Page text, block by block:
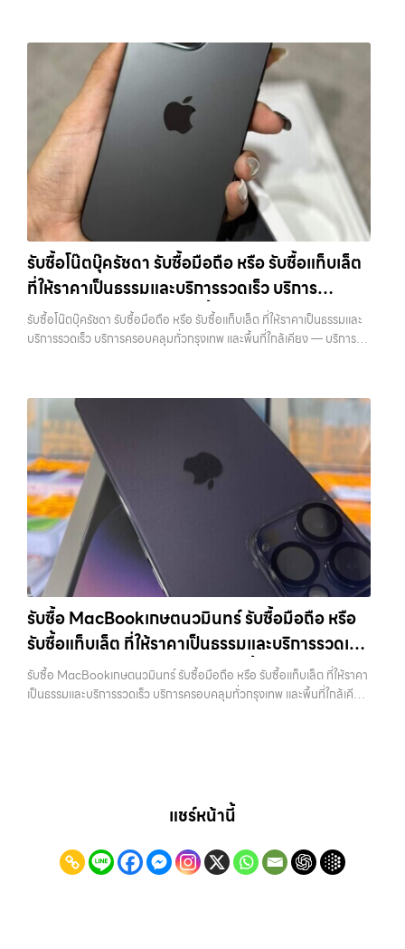
ทันที โดยเน้นบริการในพื้นที่ ลาดพร้าว, รัชดา, บางรัก, แจ้งวัฒนะ, บางแค,
วัชรพล, รามอินทรา, รวมถึง บางนา, บางพลี, เกษตรนวมินทร์, เสนานิคม,
วังหินไม่ว่าคุณจะต้องการ รับซื้อโทรศัพท์, รับซื้อแมคบุค, รับซื้อโน๊ตบุ๊ค, รับ
ซื้อแท็บเล็ต, หรือบริการอื่นๆ เกี่ยวกับสินค้าไอที กรุงเทพฯ – เราพร้อมให้
บริการครบวงจร บริการของเรา เราให้บริการแบบครบวงจรสำหรับลูกค้าที่
ต้องการขายอุปกรณ์ไอที ไม่ว่าจะเป็น:…
ว่าอุปกรณ์แต่ละชิ้นไม่ใช่แค่เครื่องใช้ไฟฟ้า แต่เป็นทรัพย์สินที่มีมูลค่า คุณอาจ
ต้องการเปลี่ยนรุ่น หรือต้องการเงินด่วน เราจึงมอบบริการประเมินสภาพ
เครื่อง ฟรี ปราบปรามความยุ่งยากทั้งหลาย โดยเน้น โปร่งใส มั่นใจได้ และ
จ่ายเงินทันทีเมื่อตกลงซื้อขายสำเร็จ บริการของเราครอบคลุมทั้ง iPhone
สายใหม่-เก่า, Samsung ทุกรุ่น, iPad และแท็บเล็ตทุกแบรนด์ เรารับถึงแม้
จะอยู่ในสภาพใช้งานแล้ว ตกแต่งแล้ว หรือมีรอยบ้าง เพราะมูลค่าของเครื่อง
ไม่ได้ขึ้นอยู่แค่ยี่ห้อ แต่ขึ้นอยู่กับสภาพจริง ความครบชุด และความสะดวกใน
การขายของคุณ เราจึงตั้งใจให้บริการในเขต ลาดพร้าว, รัชดา, บางรัก,
แจ้งวัฒนะ, บางแค, วัชรพล, รามอินทรา, บางนา, บางพลี, เกษตรนวมินทร์,
เสนานิคม, วังหิน อย่างเต็มที่ ไม่ว่าคุณจะค้นหาคำว่า “รับซื้อมือถือใกล้ฉัน”,
“รับซื้อโทรศัพท์มือสองกรุงเทพ”, “ขาย iPad ได้ราคา”, “รับซื้อแท็บเล็ต
กรุงเทพถึงที่”, หรือ “รับซื้อ Samsung มือสอง ราคาสูง” — ที่นี่คือคำตอบ
เพราะบริการของเรามุ่งตรงให้คุณได้รับราคาและความสะดวกสบายที่เหนือ
กว่า เลือกเราแล้วคุณจะได้บริการที่คุณไว้วางใจ พร้อมทีมงานที่พร้อม
อำนวยความสะดวก นัดรับถึงที่ ตรวจสภาพอย่างมืออาชีพ และจ่ายเงินทันที
ทั้งหมดนี้เพื่อให้การขายอุปกรณ์ของคุณเป็นเรื่องง่ายขึ้น ดีกว่า รวดเร็วกว่า
และคุ้มค่ากว่า ทำไมต้องเลือกเรา ผู้เชี่ยวชาญด้านการให้บริการ รับซื้อมือถือ
วัชรพล, รามอินทรา, รวมถึง บางนา, บางพลี, เกษตรนวมินทร์, เสนานิคม,
วังหินไม่ว่าคุณจะต้องการ รับซื้อโทรศัพท์, รับซื้อแมคบุค, รับซื้อโน๊ตบุ๊ค, รับ
ซื้อแท็บเล็ต, หรือบริการอื่นๆ เกี่ยวกับสินค้าไอที กรุงเทพฯ – เราพร้อมให้
บริการครบวงจร…
ดา บางรัก แจ้งวัฒนะ บางแค วัชรพล รามอินทรา รับซื้อไอโฟนลาดพร้าว —
เรามีบริการ รับซื้อแมคบุค,รับซื้อโน๊ตบุ๊ค,รับซื้อไอโฟน, รับซื้อไอแพด, รับซื้อ
มือถือ หรือ รับซื้อแท็บเล็ต บริการครอบคลุมทั่วกรุงเทพ และพื้นที่ใกล้เคียง
รับซื้อไอโฟนลาดพร้าว เรามีบริการ รับซื้อแมคบุค,รับซื้อโน๊ตบุ๊ค,รับซื้อไอ
โฟน, รับซื้อไอแพด, รับซื้อมือถือ หรือ รับซื้อแท็บเล็ต บริการครอบคลุมทั่ว
กรุงเทพ… รับซื้อไอโฟนลาดพร้าว รับซื้อ iPhone ทุกรุ่น ให้ราคาสูง พร้อม
จ่ายเงินทันที ประสบการณ์เหนือระดับกับการ รับซื้อไอโฟน, รับซื้อไอ
แพด, รับซื้อมือถือ ยินดีต้อนรับสู่ “รับซื้อขายมือถือ.com” เว็บไซต์ที่คุณไว้
วางใจได้ สำหรับบริการ รับซื้อ มือถือ iPhone, Samsung, iPad, แท็บเล็ต
ทุกยี่ห้อ ให้ราคาสูง พร้อมจ่ายเงินทันที ครอบคลุมพื้นที่ ลาดพร้าว, รัชดา,
บางรัก, แจ้งวัฒนะ, บางแค, วัชรพล, รามอินทรา และเขตกรุงเทพฯ ใกล้ “ใกล้
ฉัน” ที่สุด ในยุคที่สมาร์ทโฟน แท็บเล็ต และอุปกรณ์ไอทีใหม่ๆ เปลี่ยนรุ่นกัน
แทบทุกช่วงเวลา อุปกรณ์ที่คุณใช้แล้วอาจกลายเป็นของที่ไม่ได้ใช้งานอยู่
เฉยๆ เว็บไซต์ของเราจึงเกิดขึ้นเพื่อเป็นทางเลือกให้คุณสามารถเปลี่ยน
อุปกรณ์ที่ไม่ใช้แล้วให้กลายเป็นเงินสดได้ทันที ด้วยบริการ รับซื้อไอโฟน, รับ
ซื้อไอแพด, รับซื้อมือถือ, รับซื้อโทรศัพท์, รับซื้อโน๊ตบุ๊ค, รับซื้อแท็บเล็ต, รับ
ซื้อสินค้าไอทีกรุงเทพมหานคร อย่างครบวงจร ไม่ว่าคุณจะอยู่โซนเมืองหรือ
แต่ละชิ้นไม่ใช่แค่เครื่องใช้ไฟฟ้า แต่เป็นทรัพย์สินที่มีมูลค่า คุณอาจต้องการ
เปลี่ยนรุ่น หรือต้องการเงินด่วน เราจึงมอบบริการประเมินสภาพเครื่อง ฟรี
ปราบปรามความยุ่งยากทั้งหลาย โดยเน้น โปร่งใส มั่นใจได้ และจ่ายเงินทันที
เมื่อตกลงซื้อขายสำเร็จ บริการของเราครอบคลุมทั้ง iPhone สายใหม่-เก่า,
Samsung ทุกรุ่น, iPad และแท็บเล็ตทุกแบรนด์ เรารับถึงแม้จะอยู่ในสภาพ
ใช้งานแล้ว ตกแต่งแล้ว หรือมีรอยบ้าง เพราะมูลค่าของเครื่องไม่ได้ขึ้นอยู่แค่
ยี่ห้อ แต่ขึ้นอยู่กับสภาพจริง ความครบชุด และความสะดวกในการขายของ
คุณ เราจึงตั้งใจให้บริการในเขต ลาดพร้าว, รัชดา, บางรัก, แจ้งวัฒนะ,
บางแค, วัชรพล, รามอินทรา, บางนา, บางพลี, เกษตรนวมินทร์, เสนานิคม,
วังหิน อย่างเต็มที่ ไม่ว่าคุณจะค้นหาคำว่า “รับซื้อมือถือใกล้ฉัน”, “รับซื้อ
โทรศัพท์มือสองกรุงเทพ”, “ขาย iPad ได้ราคา”, “รับซื้อแท็บเล็ต กรุงเทพ
ถึงที่”, หรือ “รับซื้อ Samsung มือสอง ราคาสูง” — ที่นี่คือคำตอบ เพราะ
บริการของเรามุ่งตรงให้คุณได้รับราคาและความสะดวกสบายที่เหนือกว่า
เลือกเราแล้วคุณจะได้บริการที่คุณไว้วางใจ พร้อมทีมงานที่พร้อมอำนวย
ความสะดวก นัดรับถึงที่ ตรวจสภาพอย่างมืออาชีพ และจ่ายเงินทันที
ทั้งหมดนี้เพื่อให้การขายอุปกรณ์ของคุณเป็นเรื่องง่ายขึ้น ดีกว่า รวดเร็วกว่า
และคุ้มค่ากว่า ทำไมต้องเลือกเรา ผู้เชี่ยวชาญด้านการให้บริการ รับซื้อมือถือ
ซื้อแท็บเล็ต, หรือบริการอื่นๆ เกี่ยวกับสินค้าไอที กรุงเทพฯ – เราพร้อมให้
บริการครบวงจร บริการของเรา เราให้บริการแบบครบวงจรสำหรับลูกค้าที่
รับซื้อโน๊ตบุ๊ครัชดา รับซื้อมือถือ หรือ รับซื้อแท็บเล็ต
ที่ให้ราคาเป็นธรรมและบริการรวดเร็ว บริการ
ครอบคลุมทั่วกรุงเทพ และพื้นที่ใกล้เคียง
รับซื้อโน๊ตบุ๊ครัชดา รับซื้อมือถือ หรือ รับซื้อแท็บเล็ต ที่ให้ราคาเป็นธรรมและ
บริการรวดเร็ว บริการครอบคลุมทั่วกรุงเทพ และพื้นที่ใกล้เคียง — บริการรับ
รามอินทรา รับซื้อโน๊ตบุ๊ครัชดา — รับซื้อมือถือ หรือ รับซื้อแท็บเล็ต ที่ให้
ราคาเป็นธรรมและบริการรวดเร็ว บริการครอบคลุมทั่วกรุงเทพ และพื้นที่ใกล้
เคียง รับซื้อโน๊ตบุ๊ครัชดา รับซื้อมือถือ หรือ รับซื้อแท็บเล็ต ที่ให้ราคาเป็น
ธรรมและบริการรวดเร็ว บริการครอบคลุมทั่วกรุงเทพ และพื้นที่ใกล้เคียง…
รับซื้อโน๊ตบุ๊ครัชดา ขายอุปกรณ์ไอทีแล้วอยากได้เงินด่วน? ติดต่อเราเลย! กา
รันตีราคาดี รับเงินทันใจ ประสบการณ์เหนือระดับกับการ รับซื้อไอโฟน, รับ
ซื้อไอแพด, รับซื้อมือถือ ยินดีต้อนรับสู่ “รับซื้อขายมือถือ.com” เว็บไซต์ที่
คุณไว้วางใจได้ สำหรับบริการ รับซื้อ มือถือ iPhone, Samsung, iPad,
แท็บเล็ต ทุกยี่ห้อ ให้ราคาสูง พร้อมจ่ายเงินทันที ครอบคลุมพื้นที่ ลาดพร้าว,
รัชดา, บางรัก, แจ้งวัฒนะ, บางแค, วัชรพล, รามอินทรา และเขตกรุงเทพฯ
ใกล้ “ใกล้ ฉัน” ที่สุด ในยุคที่สมาร์ทโฟน แท็บเล็ต และอุปกรณ์ไอทีใหม่ๆ
เปลี่ยนรุ่นกันแทบทุกช่วงเวลา อุปกรณ์ที่คุณใช้แล้วอาจกลายเป็นของที่ไม่ได้
ใช้งานอยู่เฉยๆ เว็บไซต์ของเราจึงเกิดขึ้นเพื่อเป็นทางเลือกให้คุณสามารถ
เปลี่ยนอุปกรณ์ที่ไม่ใช้แล้วให้กลายเป็นเงินสดได้ทันที ด้วยบริการ รับซื้อไอ
โฟน, รับซื้อไอแพด, รับซื้อมือถือ, รับซื้อโทรศัพท์, รับซื้อโน๊ตบุ๊ค, รับซื้อ
แท็บเล็ต, รับซื้อสินค้าไอทีกรุงเทพมหานคร อย่างครบวงจร ไม่ว่าคุณจะอยู่
โซนเมืองหรือเขตชานเมือง เรามีทีมงานพร้อมให้บริการถึงที่ในพื้นที่ “ใกล้
สายใหม่-เก่า, Samsung ทุกรุ่น, iPad และแท็บเล็ตทุกแบรนด์ เรารับถึงแม้
ไม่ได้ขึ้นอยู่แค่ยี่ห้อ แต่ขึ้นอยู่กับสภาพจริง ความครบชุด และความสะดวกใน
การขายของคุณ เราจึงตั้งใจให้บริการในเขต ลาดพร้าว, รัชดา, บางรัก,
รับซื้อ MacBookเกษตนวมินทร์ รับซื้อมือถือ หรือ
รับซื้อแท็บเล็ต ที่ให้ราคาเป็นธรรมและบริการรวดเร็ว
บริการครอบคลุมทั่วกรุงเทพ และพื้นที่ใกล้เคียง
รับซื้อ MacBookเกษตนวมินทร์ รับซื้อมือถือ หรือ รับซื้อแท็บเล็ต ที่ให้ราคา
เป็นธรรมและบริการรวดเร็ว บริการครอบคลุมทั่วกรุงเทพ และพื้นที่ใกล้เคียง
หรือ รับซื้อแท็บเล็ต ที่ให้ราคาเป็นธรรมและบริการรวดเร็ว บริการครอบคลุม
ทั่วกรุงเทพ และพื้นที่ใกล้เคียง… รับซื้อ MacBookเกษตนวมินทร์ ขาย
อุปกรณ์ไอทีแล้วอยากได้เงินด่วน? ติดต่อเราเลย! การันตีราคาดี รับเงินทันใจ
ประสบการณ์เหนือระดับกับการ รับซื้อไอโฟน, รับซื้อไอแพด, รับซื้อมือถือ
แชร์หน้านี้